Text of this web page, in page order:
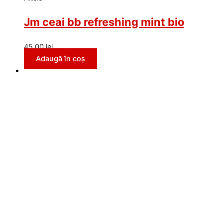
Jm ceai bb refreshing mint bio
45,00lei
Adaugă în coș